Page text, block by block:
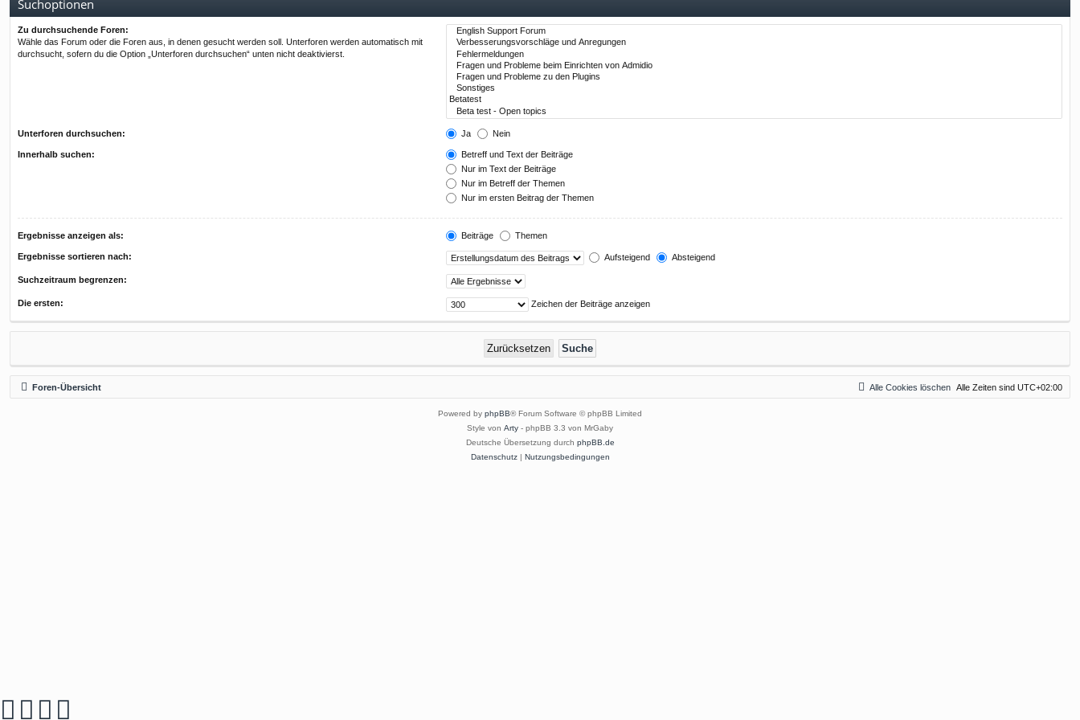
Suchoptionen
Zu durchsuchende Foren:
Wähle das Forum oder die Foren aus, in denen gesucht werden soll. Unterforen werden automatisch mit
durchsucht, sofern du die Option „Unterforen durchsuchen“ unten nicht deaktivierst.
Unterforen durchsuchen: Ja Nein
Innerhalb suchen:
Betreff und Text der Beiträge
Nur im Text der Beiträge
Nur im Betreff der Themen
Nur im ersten Beitrag der Themen
Ergebnisse anzeigen als: Beiträge Themen
Ergebnisse sortieren nach: Aufsteigend Absteigend
Suchzeitraum begrenzen:
Die ersten: Zeichen der Beiträge anzeigen
Foren-Übersicht Alle Zeiten sind UTC+02:00
Alle Cookies löschen
Powered by phpBB® Forum Software © phpBB Limited
Style von Arty - phpBB 3.3 von MrGaby
Deutsche Übersetzung durch phpBB.de
Datenschutz| Nutzungsbedingungen